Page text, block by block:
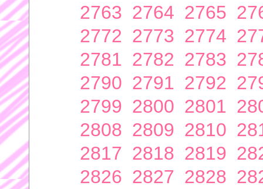
2763 2764 2765
2772 2773 2774
2781 2782 2783
2790 2791 2792
2799 2800 2801
2808 2809 2810
2817 2818 2819
2826 2827 2828